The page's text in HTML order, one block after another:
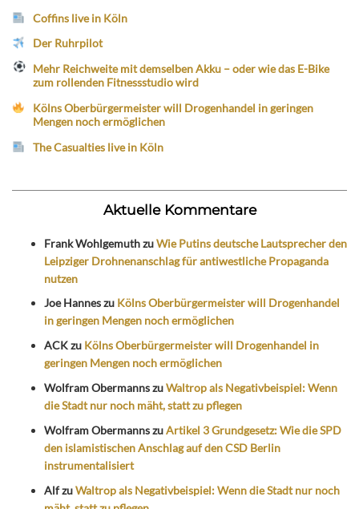
Coffins live in Köln
Der Ruhrpilot
Mehr Reichweite mit demselben Akku – oder wie das E-Bike
zum rollenden Fitnessstudio wird
Kölns Oberbürgermeister will Drogenhandel in geringen
Mengen noch ermöglichen
The Casualties live in Köln
Aktuelle Kommentare
Frank WohlgemuthzuWie Putins deutsche Lautsprecher den
Leipziger Drohnenanschlag für antiwestliche Propaganda
nutzen
Joe Hanneszu Kölns Oberbürgermeister will Drogenhandel
in geringen Mengen noch ermöglichen
ACKzu Kölns Oberbürgermeister will Drogenhandel in
geringen Mengen noch ermöglichen
Wolfram ObermannszuWaltrop als Negativbeispiel: Wenn
die Stadt nur noch mäht, statt zu pflegen
Wolfram ObermannszuArtikel 3 Grundgesetz: Wie die SPD
den islamistischen Anschlag auf den CSD Berlin
instrumentalisiert
AlfzuWaltrop als Negativbeispiel: Wenn die Stadt nur noch